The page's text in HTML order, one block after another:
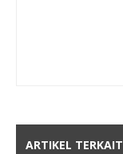
ARTIKEL TERKAIT